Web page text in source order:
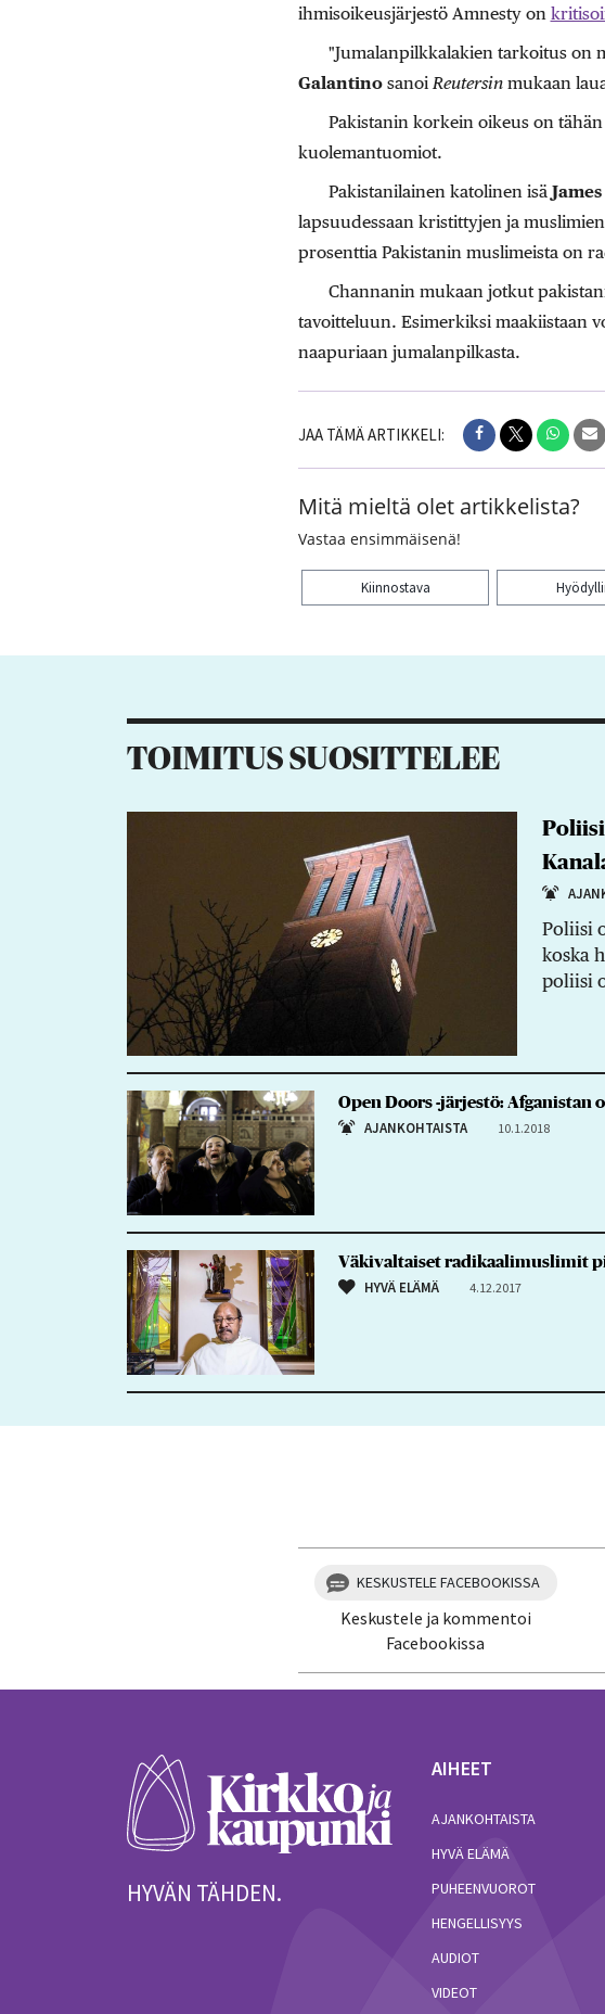
ihmisoikeusjärjestö Amnesty on
"Jumalanpilkkalakien tarkoitus on
Galantinosanoi Reutersinmukaan
Pakistanin korkein oikeus on
kuolemantuomiot.
Pakistanilainen katolinen isä
lapsuudessaan kristittyjen ja
prosenttia Pakistanin muslimeista on
Channanin mukaan jotkut
tavoitteluun. Esimerkiksi maakiistaan
naapuriaan jumalanpilkasta.
JAA TÄMÄ ARTIKKELI:
Mitä mieltä olet artikkelista?
Vastaa ensimmäisenä!
Kiinnostava
TOIMITUS SUOSITTELEE
Poliisi
koska
poliisi
Open Doors -järjestö:
AJANKOHTAISTA 10.1.2018
Väkivaltaiset radikaalimuslimit
HYVÄ ELÄMÄ 4.12.2017
KESKUSTELE FACEBOOKISSA
Keskustele ja kommentoi
Facebookissa
HYVÄN TÄHDEN.
AIHEET
AJANKOHTAISTA
HYVÄ ELÄMÄ
PUHEENVUOROT
HENGELLISYYS
AUDIOT
VIDEOT